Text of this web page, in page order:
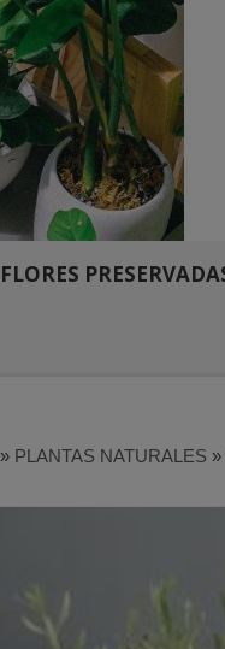
FLORES
» PLANTAS NATURALES »